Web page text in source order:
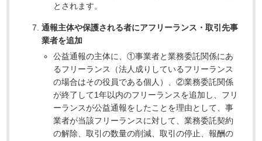
とされます。
通報主体や保護される者にアフリーランス・取引先事
業者を追加
公益通報の主体に、①事業者と業務委託関係にあ
るフリーランス（法人成りしているフリーランス
の場合はその役員である個人）、②業務委託関係
が終了して1年以内のフリーランスを追加し、フリ
ーランスが公益通報をしたことを理由として、事
業者が当該フリーランスに対して、業務委託契約
の解除、取引の数量の削減、取引の停止、報酬の